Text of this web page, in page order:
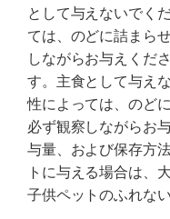
として与えないでく
ては、のどに詰まら
しながらお与えくだ
す。主食として与え
性によっては、のど
必ず観察しながらお
与量、および保存方
トに与える場合は、
子供ペットのふれな